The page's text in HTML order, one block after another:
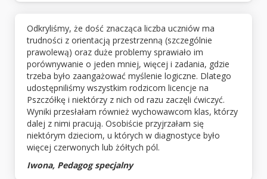
Odkryliśmy, że dość znacząca liczba uczniów ma
trudności z orientacją przestrzenną (szczególnie
prawolewą) oraz duże problemy sprawiało im
porównywanie o jeden mniej, więcej i zadania, gdzie
trzeba było zaangażować myślenie logiczne. Dlatego
udostępniliśmy wszystkim rodzicom licencje na
Pszczółkę i niektórzy z nich od razu zaczęli ćwiczyć.
Wyniki przesłałam również wychowawcom klas, którzy
dalej z nimi pracują. Osobiście przyjrzałam się
niektórym dzieciom, u których w diagnostyce było
więcej czerwonych lub żółtych pól.
Iwona, Pedagog specjalny